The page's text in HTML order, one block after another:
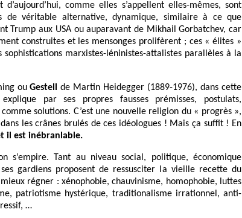
comme elles s’appellent elles-mêmes, sont
de véritable alternative, dynamique, similaire à ce que
Trump aux USA ou auparavant de Mikhail Gorbatchev, car
construites et les mensonges prolifèrent ; ces « élites »
marxistes-léninistes-attalistes parallèles à la
ouGestell
de Martin Heidegger (1889-1976), dans cette
par ses propres fausses prémisses, postulats,
solutions. C’est une nouvelle religion du « progrès »,
les crânes brulés de ces idéologues ! Mais ça suffit ! En
il est inébranlable.
s’empire. Tant au niveau social, politique, économique
gardiens proposent de ressusciter la vieille recette du
régner : xénophobie, chauvinisme, homophobie, luttes
patriotisme hystérique, traditionalisme irrationnel, anti-
…